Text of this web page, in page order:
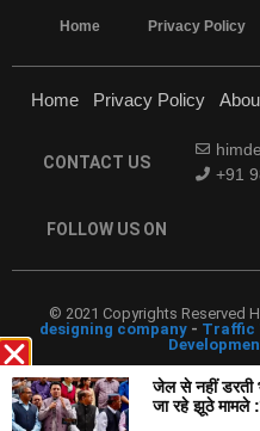
Home Privacy Policy
Home Privacy Policy
CONTACT US
+91
FOLLOW US ON
© 2021 Copyrights Reserved
designing company- Traffic
जेल से नहीं डरती
जा रहे झूठे मामले